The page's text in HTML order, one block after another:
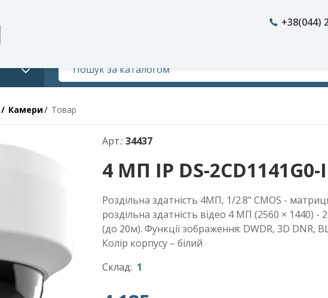
+38(044)
Камери Товар
Арт.: 34437
4 МП IP DS-
Роздільна здатність 4МП, 1/2.8" CMOS -
роздільна здатність відео 4 МП (2560 × 1440) -
(до 20м). Функції зображення: DWDR, 3D DNR,
Колір корпусу – білий
Склад: 1